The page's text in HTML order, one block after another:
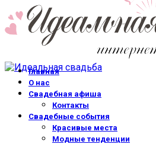
Главная
О нас
Свадебная афиша
Контакты
Свадебные события
Красивые места
Модные тенденции